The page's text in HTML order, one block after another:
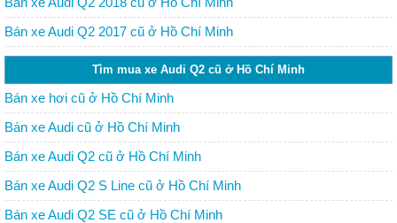
Bán xe Audi Q2 2017 cũ ở Hồ Chí Minh
Tìm mua xe Audi Q2 cũ ở Hồ Chí Minh
Bán xe hơi cũ ở Hồ Chí Minh
Bán xe Audi cũ ở Hồ Chí Minh
Bán xe Audi Q2 cũ ở Hồ Chí Minh
Bán xe Audi Q2 S Line cũ ở Hồ Chí Minh
Bán xe Audi Q2 SE cũ ở Hồ Chí Minh